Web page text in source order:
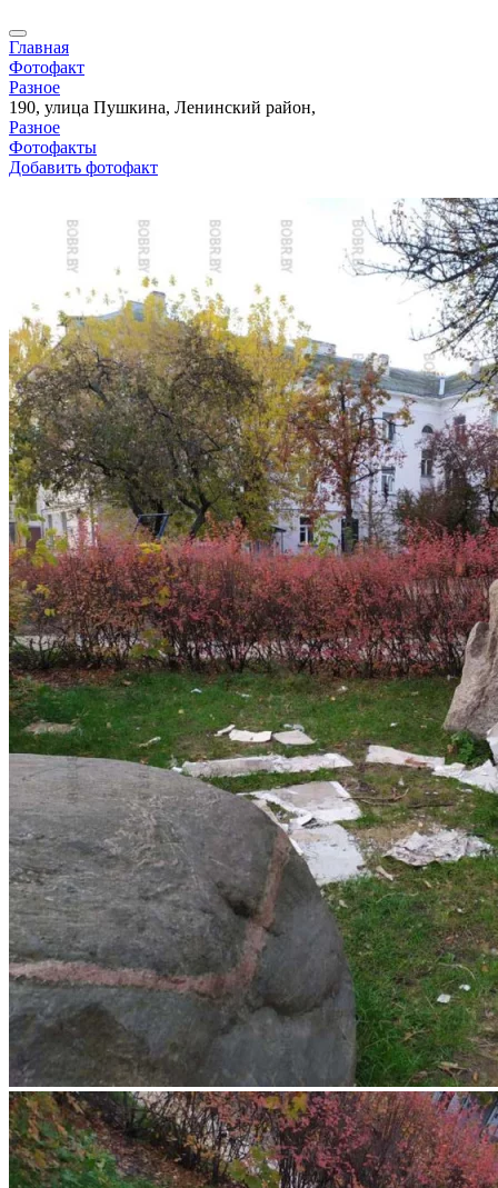
Главная
Фотофакт
Разное
190, улица Пушкина, Ленинский район,
Разное
Фотофакты
Добавить фотофакт